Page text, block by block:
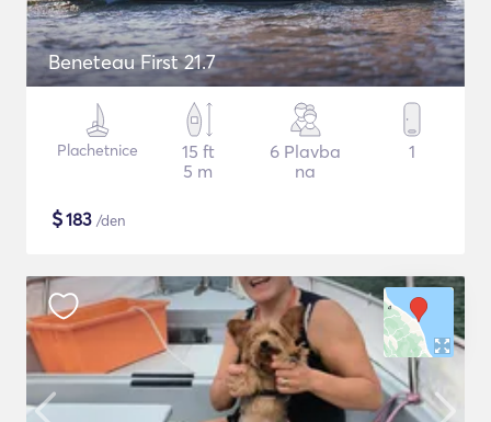
Beneteau First 21.7
Plachetnice
15 ft
5 m
6 Plavba
na
1
$183 /den